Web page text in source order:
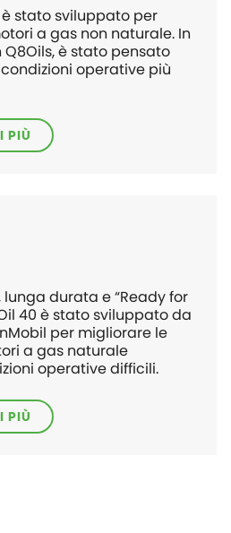
stato sviluppato per
a gas non naturale. In
è stato pensato
operative più
PIÙ
durata e “Ready for
40 è stato sviluppato da
per migliorare le
a gas naturale
operative difficili.
PIÙ